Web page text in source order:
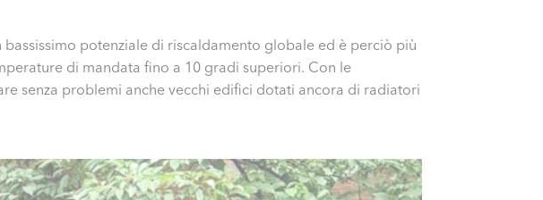
potenziale di riscaldamento globale ed è perciò più
di mandata fino a 10 gradi superiori. Con le
senza problemi anche vecchi edifici dotati ancora di radiatori